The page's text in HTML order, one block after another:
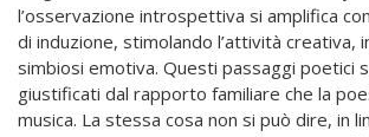
l’osservazione introspettiva si amplifica
di induzione, stimolando l’attività creativa,
simbiosi emotiva. Questi passaggi poetici
giustificati dal rapporto familiare che la
musica. La stessa cosa non si può dire, in